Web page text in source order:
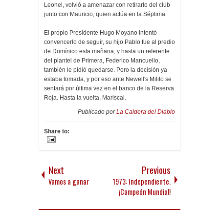
Leonel, volvió a amenazar con retirarlo del club
junto con Mauricio, quien actúa en la Séptima.
El propio Presidente Hugo Moyano intentó
convencerlo de seguir, su hijo Pablo fue al predio
de Domínico esta mañana, y hasta un referente
del plantel de Primera, Federico Mancuello,
también le pidió quedarse. Pero la decisión ya
estaba tomada, y por eso ante Newell's Milito se
sentará por última vez en el banco de la Reserva
Roja. Hasta la vuelta, Mariscal.
Publicado porLa Caldera del Diablo
Share to:
Next
Vamos a ganar
Previous
1973: Independiente.
¡Campeón Mundial!